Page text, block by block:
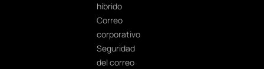
híbrido
Correo
corporativo
Seguridad
del correo